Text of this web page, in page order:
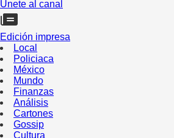
Únete al canal
Edición impresa
Local
Policiaca
México
Mundo
Finanzas
Análisis
Cartones
Gossip
Cultura